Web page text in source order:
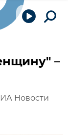
–
Новости